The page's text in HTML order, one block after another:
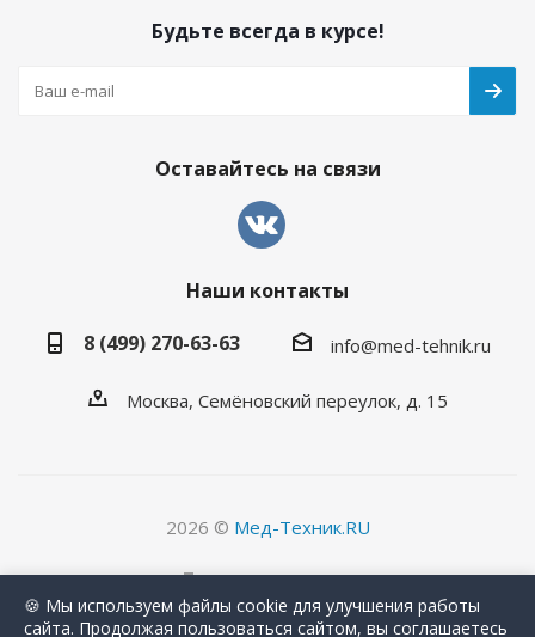
Будьте всегда в курсе!
Оставайтесь на связи
Наши контакты
8 (499) 270-63-63
info@med-tehnik.ru
Москва, Семёновский переулок, д. 15
2026 © Мед-Техник.RU
Версия для печати
🍪 Мы используем файлы cookie для улучшения работы
сайта. Продолжая пользоваться сайтом, вы соглашаетесь